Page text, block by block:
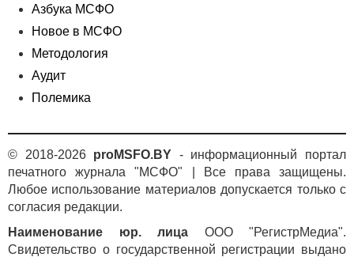
Азбука МСФО
Новое в МСФО
Методология
Аудит
Полемика
© 2018-2026 proMSFO.BY - информационный портал
печатного журнала "МСФО" | Все права защищены.
Любое использование материалов допускается только с
согласия редакции.
Наименование юр. лица ООО "РегистрМедиа".
Свидетельство о государственной регистрации выдано